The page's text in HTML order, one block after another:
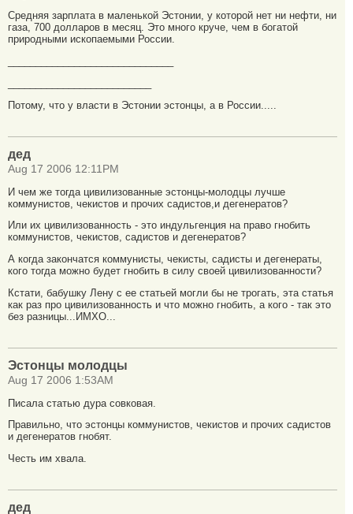
Средняя зарплата в маленькой Эстонии, у которой нет ни нефти, ни
газа, 700 долларов в месяц. Это много круче, чем в богатой
природными ископаемыми России.
Потому, что у власти в Эстонии эстонцы, а в России.....
дед
Aug 17 2006 12:11PM
И чем же тогда цивилизованные эстонцы-молодцы лучше
коммунистов, чекистов и прочих садистов,и дегенератов?
Или их цивилизованность - это индульгенция на право гнобить
коммунистов, чекистов, садистов и дегенератов?
А когда закончатся коммунисты, чекисты, садисты и дегенераты,
кого тогда можно будет гнобить в силу своей цивилизованности?
Кстати, бабушку Лену с ее статьей могли бы не трогать, эта статья
как раз про цивилизованность и что можно гнобить, а кого - так это
без разницы...ИМХО...
Эстонцы молодцы
Aug 17 2006 1:53AM
Писала статью дура совковая.
Правильно, что эстонцы коммунистов, чекистов и прочих садистов
и дегенератов гнобят.
Честь им хвала.
дед